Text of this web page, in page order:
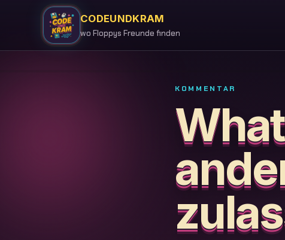
CODEUNDKRAM
wo Floppys Freunde finden
KOMMENTAR